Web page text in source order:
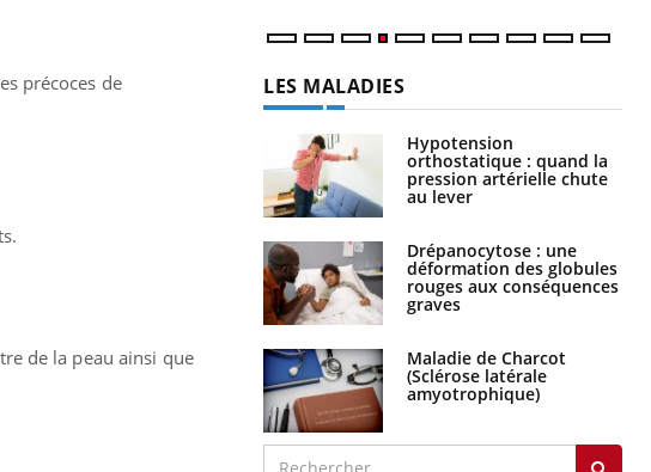
précoces de
de la peau ainsi que
LES MALADIES
Hypotension
orthostatique : quand la
pression artérielle chute
au lever
Drépanocytose : une
déformation des globules
rouges aux conséquences
graves
Maladie de Charcot
(Sclérose latérale
amyotrophique)